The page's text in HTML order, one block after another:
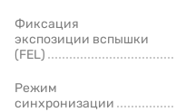
Фиксация
экспозиции вспышки
(FEL)
Режим
синхронизации